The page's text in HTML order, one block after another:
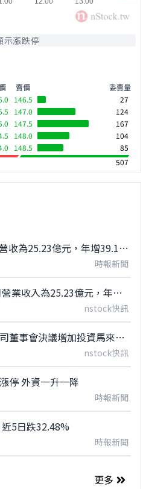
示漲跌停
賣價
委賣量
146.5
27
147.0
124
147.5
167
148.0
104
148.5
85
507
《業績-半導體》頎邦7月營收為25.23億元，年增39.18%
時報新聞
【快訊】頎邦：115年7月營業收入為25.23億元，年增39.18%
nstock快訊
【公告】頎邦：公告本公司董事會決議增加投資馬來西亞子公司Chipbond Technology Malaysia Sdn. Bhd.
nstock快訊
停 外資一升一降
時報新聞
5日跌32.48%
時報新聞
更多